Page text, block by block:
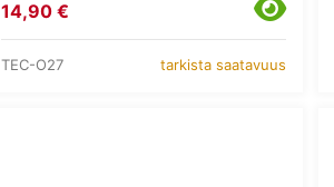
14,90 €
TEC-O27 tarkista saatavuus